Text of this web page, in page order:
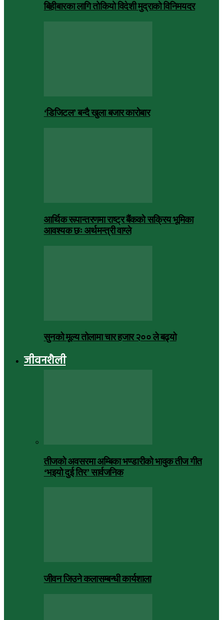
बिहीबारका लागि तोकियो विदेशी मुद्राको विनिमयदर
‘डिजिटल’ बन्दै खुला बजार कारोबार
आर्थिक रूपान्तरणमा राष्ट्र बैंकको सक्रिय भूमिका
आवश्यक छः अर्थमन्त्री वाग्ले
सुनको मूल्य तोलामा चार हजार २०० ले बढ्यो
जीवनशैली
तीजको अवसरमा अम्बिका भण्डारीको भावुक तीज गीत
‘भइयो दुई तिर’ सार्वजनिक
जीवन जिउने कलासम्बन्धी कार्यशाला